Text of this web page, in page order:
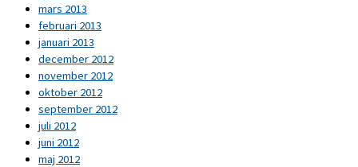
mars 2013
februari 2013
januari 2013
december 2012
november 2012
oktober 2012
september 2012
juli 2012
juni 2012
maj 2012